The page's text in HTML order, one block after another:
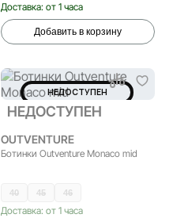
Доставка: от 1 часа
Добавить в корзину
НЕДОСТУПЕН
НЕДОСТУПЕН
OUTVENTURE
Ботинки Outventure Monaco mid
40 45 46
Доставка: от 1 часа